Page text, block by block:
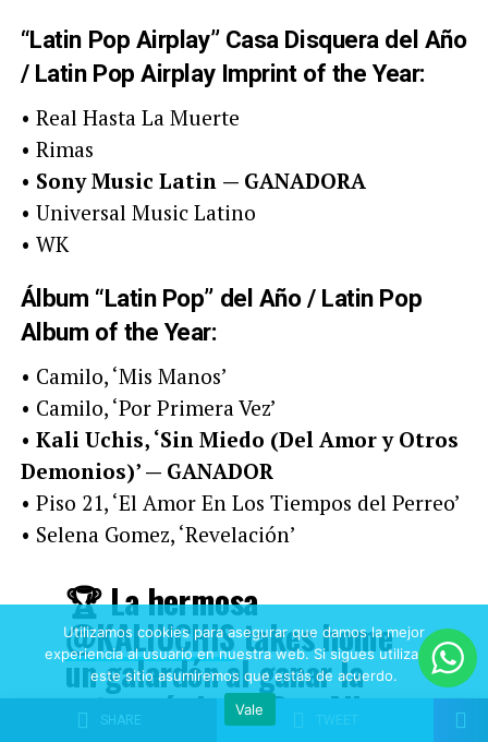
SHARE TWEET
“Latin Pop Airplay” Casa Disquera del Año
/ Latin Pop Airplay Imprint of the Year:
• Real Hasta La Muerte
• Rimas
• Sony Music Latin — GANADORA
• Universal Music Latino
• WK
Álbum “Latin Pop” del Año / Latin Pop
Album of the Year:
• Camilo, ‘Mis Manos’
• Camilo, ‘Por Primera Vez’
• Kali Uchis, ‘Sin Miedo (Del Amor y Otros
Demonios)’ — GANADOR
• Piso 21, ‘El Amor En Los Tiempos del Perreo’
• Selena Gomez, ‘Revelación’
🏆 La hermosa
@KALIUCHIStakes home
un galardón al ganar la
categoría Latin Pop Album
Utilizamos cookies para asegurar que damos la mejor
experiencia al usuario en nuestra web. Si sigues utilizando
este sitio asumiremos que estás de acuerdo.
Vale